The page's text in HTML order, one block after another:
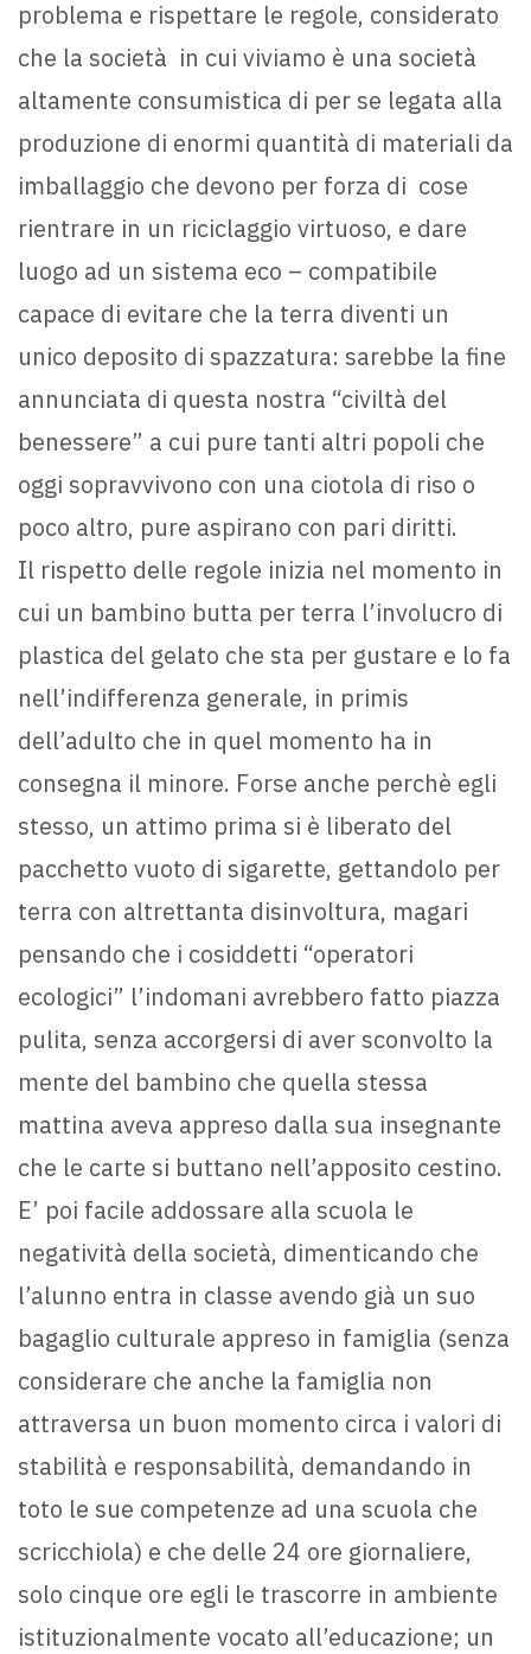
problema e rispettare le regole, considerato
che la società in cui viviamo è una società
altamente consumistica di per se legata alla
produzione di enormi quantità di materiali da
imballaggio che devono per forza di cose
rientrare in un riciclaggio virtuoso, e dare
luogo ad un sistema eco – compatibile
capace di evitare che la terra diventi un
unico deposito di spazzatura: sarebbe la fine
annunciata di questa nostra “civiltà del
benessere” a cui pure tanti altri popoli che
oggi sopravvivono con una ciotola di riso o
poco altro, pure aspirano con pari diritti.
Il rispetto delle regole inizia nel momento in
cui un bambino butta per terra l’involucro di
plastica del gelato che sta per gustare e lo fa
nell’indifferenza generale, in primis
dell’adulto che in quel momento ha in
consegna il minore. Forse anche perchè egli
stesso, un attimo prima si è liberato del
pacchetto vuoto di sigarette, gettandolo per
terra con altrettanta disinvoltura, magari
pensando che i cosiddetti “operatori
ecologici” l’indomani avrebbero fatto piazza
pulita, senza accorgersi di aver sconvolto la
mente del bambino che quella stessa
mattina aveva appreso dalla sua insegnante
che le carte si buttano nell’apposito cestino.
E’ poi facile addossare alla scuola le
negatività della società, dimenticando che
l’alunno entra in classe avendo già un suo
bagaglio culturale appreso in famiglia (senza
considerare che anche la famiglia non
attraversa un buon momento circa i valori di
stabilità e responsabilità, demandando in
toto le sue competenze ad una scuola che
scricchiola) e che delle 24 ore giornaliere,
solo cinque ore egli le trascorre in ambiente
istituzionalmente vocato all’educazione; un